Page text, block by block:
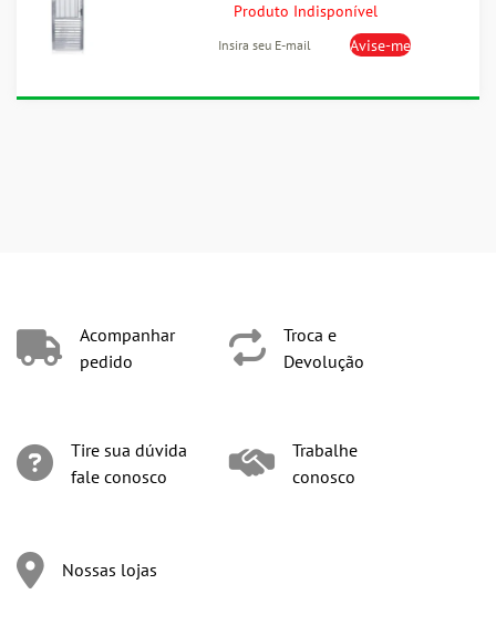
Produto Indisponível
Acompanhar
pedido
Tire sua dúvida
fale conosco
Nossas lojas
Troca e
Devolução
Trabalhe
conosco